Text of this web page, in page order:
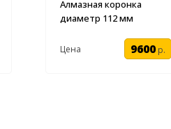
Алмазная коронка
диаметр 112 мм
Цена 9600р.